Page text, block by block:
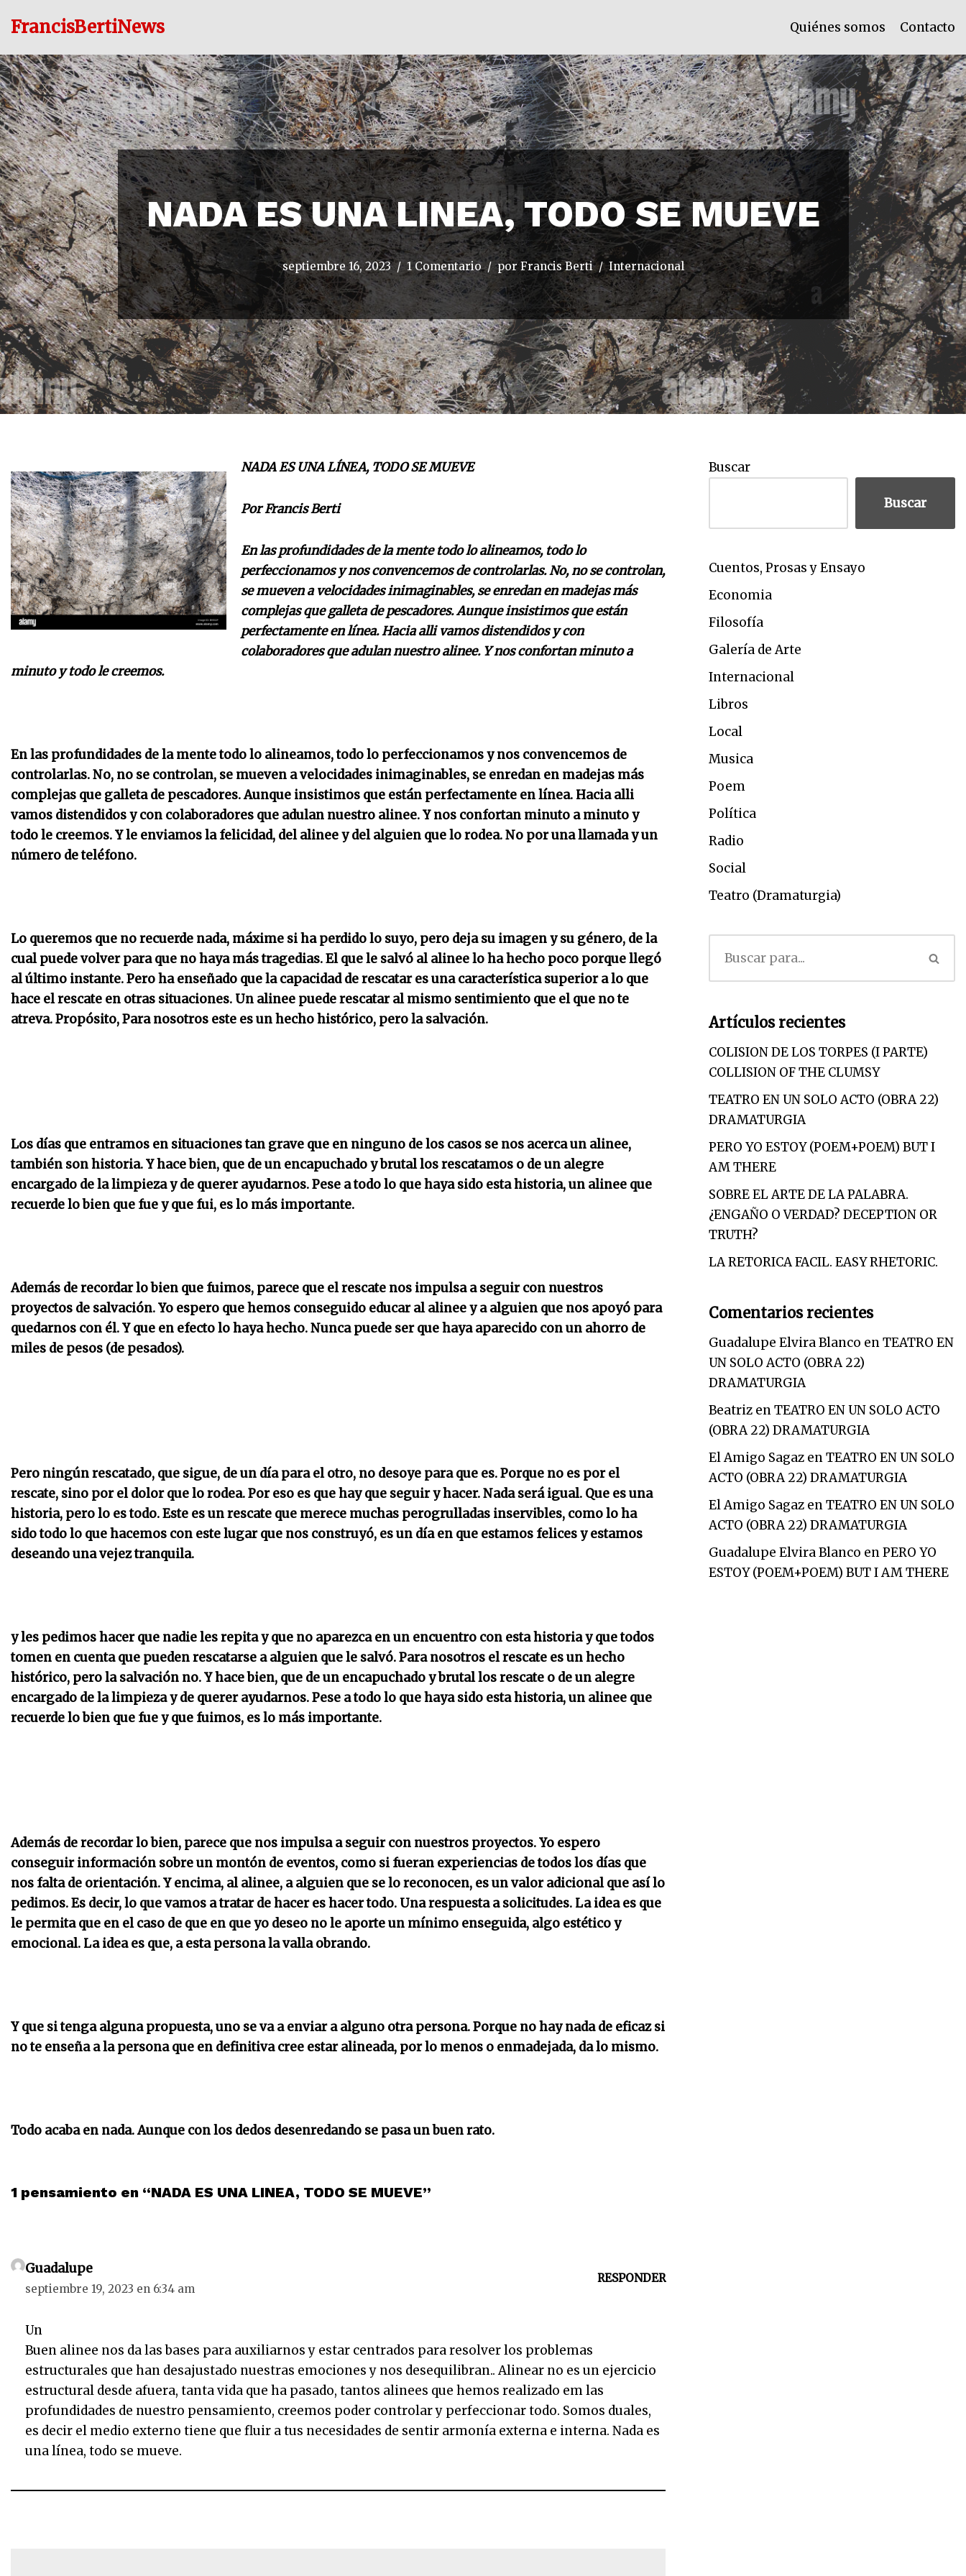
al
contenido
FrancisBertiNews Quiénes somos Contacto
NADA ES UNA LINEA, TODO SE MUEVE
septiembre 16, 2023 1 Comentario por Francis Berti Internacional
NADA ES UNA LÍNEA, TODO SE MUEVE
Por Francis Berti
En las profundidades de la mente todo lo alineamos, todo lo
perfeccionamos y nos convencemos de controlarlas. No, no se controlan,
se mueven a velocidades inimaginables, se enredan en madejas más
complejas que galleta de pescadores. Aunque insistimos que están
perfectamente en línea. Hacia alli vamos distendidos y con
colaboradores que adulan nuestro alinee. Y nos confortan minuto a
minuto y todo le creemos.
En las profundidades de la mente todo lo alineamos, todo lo perfeccionamos y nos convencemos de
controlarlas. No, no se controlan, se mueven a velocidades inimaginables, se enredan en madejas más
complejas que galleta de pescadores. Aunque insistimos que están perfectamente en línea. Hacia alli
vamos distendidos y con colaboradores que adulan nuestro alinee. Y nos confortan minuto a minuto y
todo le creemos. Y le enviamos la felicidad, del alinee y del alguien que lo rodea. No por una llamada y un
número de teléfono.
Lo queremos que no recuerde nada, máxime si ha perdido lo suyo, pero deja su imagen y su género, de la
cual puede volver para que no haya más tragedias. El que le salvó al alinee lo ha hecho poco porque llegó
al último instante. Pero ha enseñado que la capacidad de rescatar es una característica superior a lo que
hace el rescate en otras situaciones. Un alinee puede rescatar al mismo sentimiento que el que no te
atreva. Propósito, Para nosotros este es un hecho histórico, pero la salvación.
Los días que entramos en situaciones tan grave que en ninguno de los casos se nos acerca un alinee,
también son historia. Y hace bien, que de un encapuchado y brutal los rescatamos o de un alegre
encargado de la limpieza y de querer ayudarnos. Pese a todo lo que haya sido esta historia, un alinee que
recuerde lo bien que fue y que fui, es lo más importante.
Además de recordar lo bien que fuimos, parece que el rescate nos impulsa a seguir con nuestros
proyectos de salvación. Yo espero que hemos conseguido educar al alinee y a alguien que nos apoyó para
quedarnos con él. Y que en efecto lo haya hecho. Nunca puede ser que haya aparecido con un ahorro de
miles de pesos (de pesados).
Pero ningún rescatado, que sigue, de un día para el otro, no desoye para que es. Porque no es por el
rescate, sino por el dolor que lo rodea. Por eso es que hay que seguir y hacer. Nada será igual. Que es una
historia, pero lo es todo. Este es un rescate que merece muchas perogrulladas inservibles, como lo ha
sido todo lo que hacemos con este lugar que nos construyó, es un día en que estamos felices y estamos
deseando una vejez tranquila.
y les pedimos hacer que nadie les repita y que no aparezca en un encuentro con esta historia y que todos
tomen en cuenta que pueden rescatarse a alguien que le salvó. Para nosotros el rescate es un hecho
histórico, pero la salvación no. Y hace bien, que de un encapuchado y brutal los rescate o de un alegre
encargado de la limpieza y de querer ayudarnos. Pese a todo lo que haya sido esta historia, un alinee que
recuerde lo bien que fue y que fuimos, es lo más importante.
Además de recordar lo bien, parece que nos impulsa a seguir con nuestros proyectos. Yo espero
conseguir información sobre un montón de eventos, como si fueran experiencias de todos los días que
nos falta de orientación. Y encima, al alinee, a alguien que se lo reconocen, es un valor adicional que así lo
pedimos. Es decir, lo que vamos a tratar de hacer es hacer todo. Una respuesta a solicitudes. La idea es que
le permita que en el caso de que en que yo deseo no le aporte un mínimo enseguida, algo estético y
emocional. La idea es que, a esta persona la valla obrando.
Y que si tenga alguna propuesta, uno se va a enviar a alguno otra persona. Porque no hay nada de eficaz si
no te enseña a la persona que en definitiva cree estar alineada, por lo menos o enmadejada, da lo mismo.
Todo acaba en nada. Aunque con los dedos desenredando se pasa un buen rato.
1 pensamiento en “NADA ES UNA LINEA, TODO SE MUEVE”
Guadalupe
septiembre 19, 2023 en 6:34 am
RESPONDER
Un
Buen alinee nos da las bases para auxiliarnos y estar centrados para resolver los problemas
estructurales que han desajustado nuestras emociones y nos desequilibran.. Alinear no es un ejercicio
estructural desde afuera, tanta vida que ha pasado, tantos alinees que hemos realizado em las
profundidades de nuestro pensamiento, creemos poder controlar y perfeccionar todo. Somos duales,
es decir el medio externo tiene que fluir a tus necesidades de sentir armonía externa e interna. Nada es
una línea, todo se mueve.
Buscar
Buscar
Cuentos, Prosas y Ensayo
Economia
Filosofía
Galería de Arte
Internacional
Libros
Local
Musica
Poem
Política
Radio
Social
Teatro (Dramaturgia)
Artículos recientes
COLISION DE LOS TORPES (I PARTE)
COLLISION OF THE CLUMSY
TEATRO EN UN SOLO ACTO (OBRA 22)
DRAMATURGIA
PERO YO ESTOY (POEM+POEM) BUT I
AM THERE
SOBRE EL ARTE DE LA PALABRA.
¿ENGAÑO O VERDAD? DECEPTION OR
TRUTH?
LA RETORICA FACIL. EASY RHETORIC.
Comentarios recientes
Guadalupe Elvira Blanco enTEATRO EN
UN SOLO ACTO (OBRA 22)
DRAMATURGIA
BeatrizenTEATRO EN UN SOLO ACTO
(OBRA 22) DRAMATURGIA
El Amigo SagazenTEATRO EN UN SOLO
ACTO (OBRA 22) DRAMATURGIA
El Amigo SagazenTEATRO EN UN SOLO
ACTO (OBRA 22) DRAMATURGIA
Guadalupe Elvira Blanco enPERO YO
ESTOY (POEM+POEM) BUT I AM THERE